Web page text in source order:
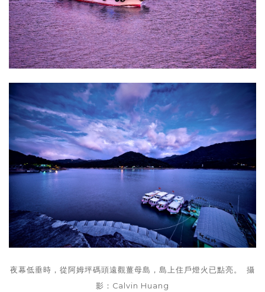
夜幕低垂時，從阿姆坪碼頭遠觀薑母島，島上住戶燈火已點亮。 攝
影：Calvin Huang